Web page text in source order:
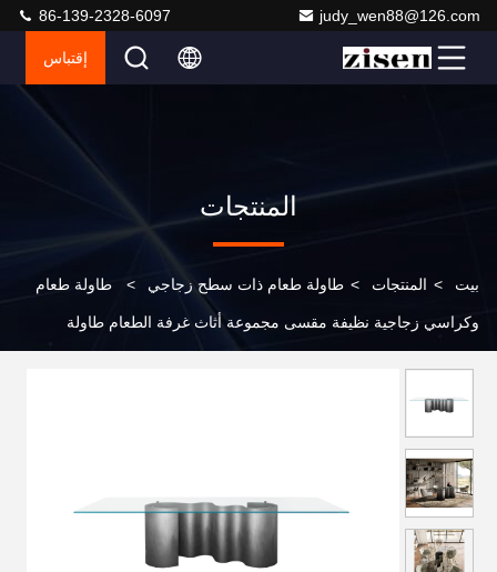
judy_wen88@126.com
86-139-2328-6097
إقتباس
المنتجات
بيت > المنتجات > طاولة طعام ذات سطح زجاجي > طاولة طعام
وكراسي زجاجية نظيفة مقسى مجموعة أثاث غرفة الطعام طاولة